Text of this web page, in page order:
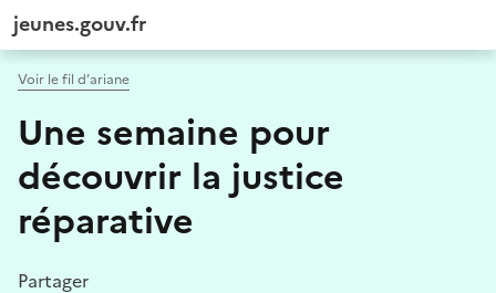
jeunes.gouv.fr
Voir le fil d’ariane
Une semaine pour
découvrir la justice
réparative
Partager